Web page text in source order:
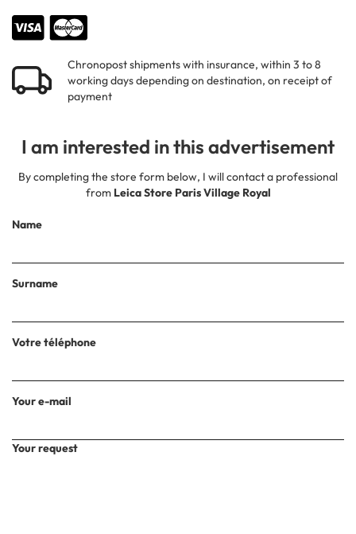
Chronopost shipments with insurance, within 3 to 8
working days depending on destination, on receipt of
payment
I am interested in this advertisement
By completing the store form below, I will contact a professional
from Leica Store Paris Village Royal
Name
Surname
Votre téléphone
Your e-mail
Your request